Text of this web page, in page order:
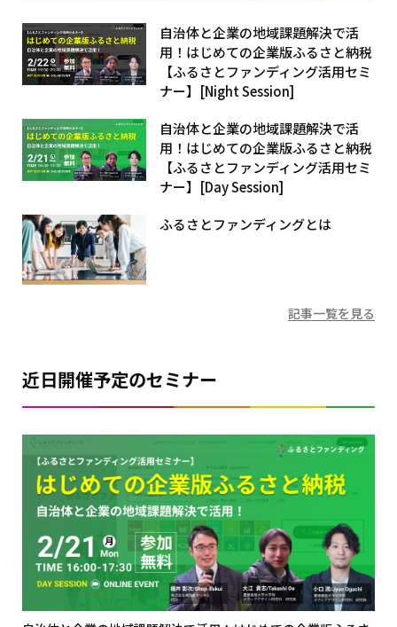
自治体と企業の地域課題解決で活
用！はじめての企業版ふるさと納税
【ふるさとファンディング活用セミ
ナー】[Night Session]
自治体と企業の地域課題解決で活
用！はじめての企業版ふるさと納税
【ふるさとファンディング活用セミ
ナー】[Day Session]
ふるさとファンディングとは
記事一覧を見る
近日開催予定のセミナー